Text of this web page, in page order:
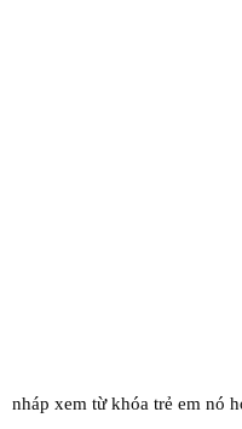
nháp xem từ khóa trẻ em nó